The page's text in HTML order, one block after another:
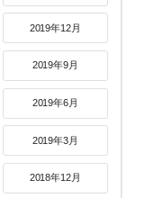
2019年12月
2019年9月
2019年6月
2019年3月
2018年12月